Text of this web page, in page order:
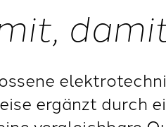
ergänzt durch